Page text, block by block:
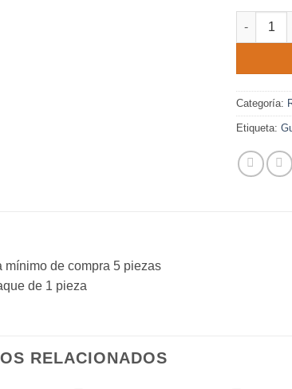
CR1225
Categoría:
Etiqueta:
mínimo de compra 5 piezas
de 1 pieza
RELACIONADOS